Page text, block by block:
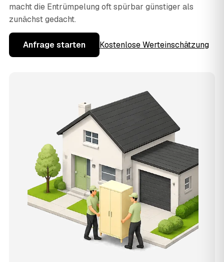
macht die Entrümpelung oft spürbar günstiger als
zunächst gedacht.
Anfrage starten Kostenlose Werteinschätzung